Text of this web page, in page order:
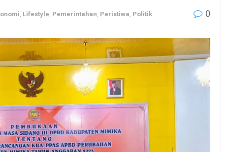
Lifestyle Pemerintahan Peristiwa Politik 0